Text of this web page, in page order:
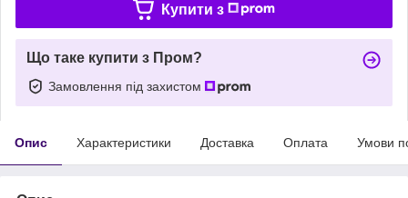
Купити з
Що таке купити з Пром?
Замовлення під захистом
Опис Характеристики Доставка Оплата Умови